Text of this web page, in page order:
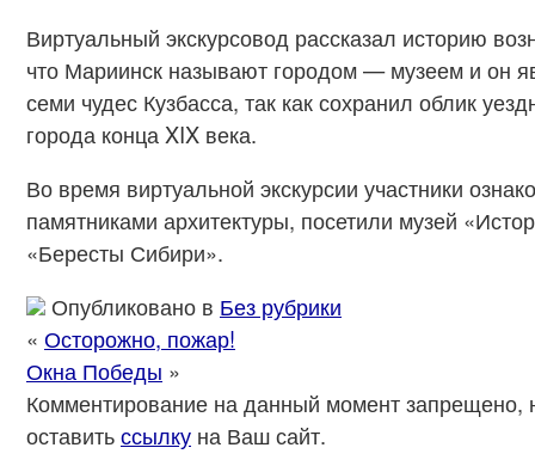
Виртуальный экскурсовод рассказал историю
что Мариинск называют городом — музеем и он
семи чудес Кузбасса, так как сохранил облик
города конца XIX века.
Во время виртуальной экскурсии участники
памятниками архитектуры, посетили музей
«Бересты Сибири».
Опубликовано в Без рубрики
« Осторожно, пожар!
Окна Победы »
Комментирование на данный момент запрещено,
оставитьссылку на Ваш сайт.